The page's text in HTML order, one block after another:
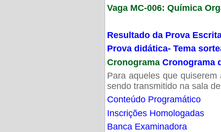
Vaga MC-006: Química
Resultado da Prova
Prova didática- Tema
Cronograma Cronograma
Para aqueles que
sendo transmitido na sala
Conteúdo Programático
Inscrições Homologadas
Banca Examinadora